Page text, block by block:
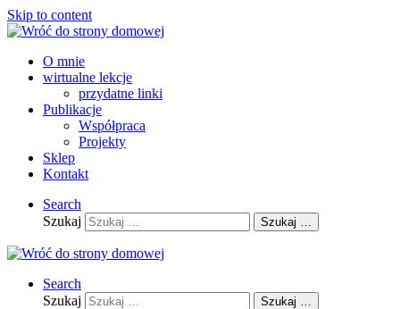
Skip to content
O mnie
wirtualne lekcje
przydatne linki
Publikacje
Współpraca
Projekty
Sklep
Kontakt
Search
Szukaj
Szukaj …
Search
Szukaj
Szukaj …